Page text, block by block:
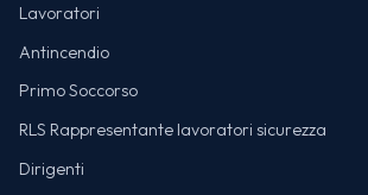
Lavoratori
Antincendio
Primo Soccorso
RLS Rappresentante lavoratori sicurezza
Dirigenti